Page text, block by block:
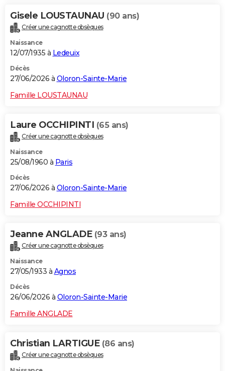
Gisele LOUSTAUNAU (90 ans)
Créer une cagnotte obsèques
Naissance
12/07/1935 à Ledeuix
Décès
27/06/2026 à Oloron-Sainte-Marie
Famille LOUSTAUNAU
Laure OCCHIPINTI (65 ans)
Créer une cagnotte obsèques
Naissance
25/08/1960 à Paris
Décès
27/06/2026 à Oloron-Sainte-Marie
Famille OCCHIPINTI
Jeanne ANGLADE (93 ans)
Créer une cagnotte obsèques
Naissance
27/05/1933 à Agnos
Décès
26/06/2026 à Oloron-Sainte-Marie
Famille ANGLADE
Christian LARTIGUE (86 ans)
Créer une cagnotte obsèques